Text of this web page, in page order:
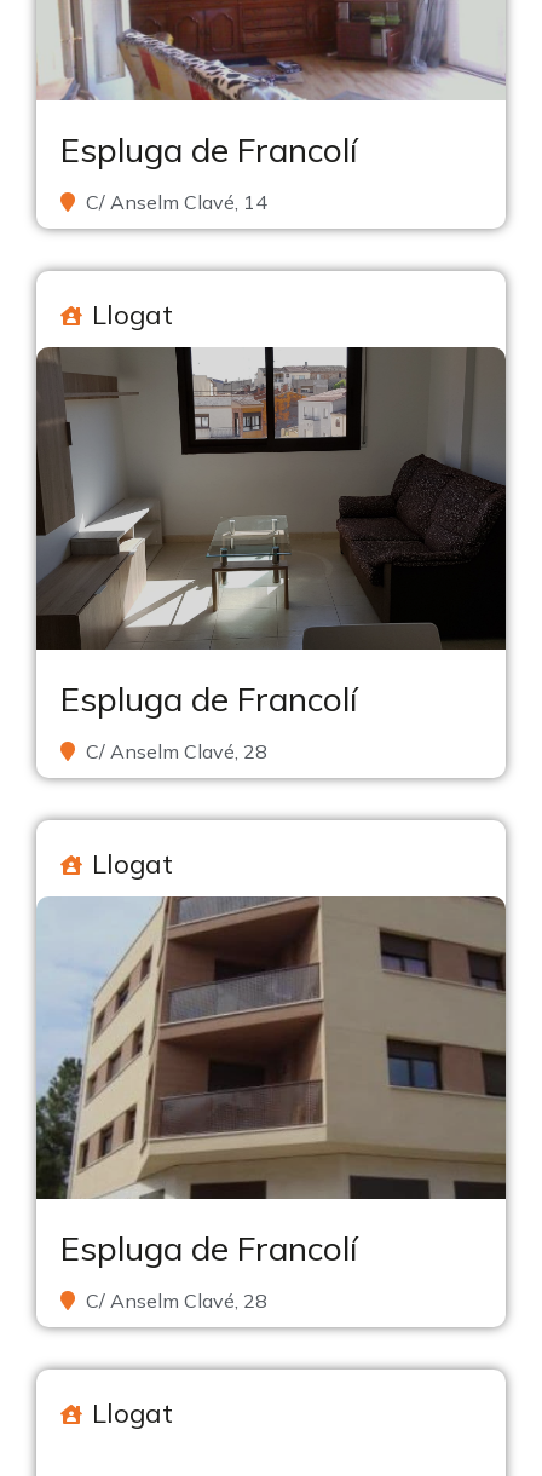
Espluga de Francolí
C/ Anselm Clavé, 14
Llogat
Espluga de Francolí
C/ Anselm Clavé, 28
Llogat
Espluga de Francolí
C/ Anselm Clavé, 28
Llogat